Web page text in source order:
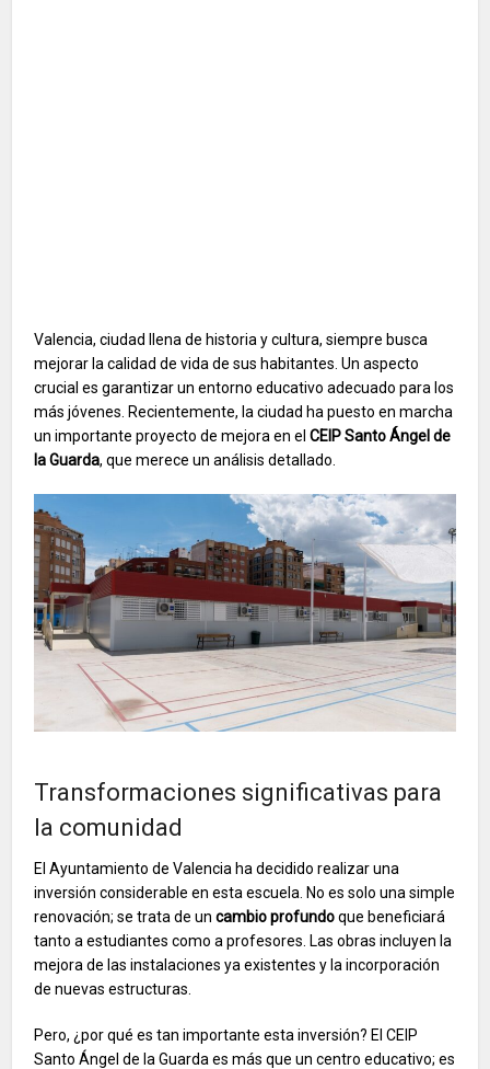
Valencia, ciudad llena de historia y cultura, siempre busca
mejorar la calidad de vida de sus habitantes. Un aspecto
crucial es garantizar un entorno educativo adecuado para los
más jóvenes. Recientemente, la ciudad ha puesto en marcha
un importante proyecto de mejora en elCEIP Santo Ángel de
la Guarda, que merece un análisis detallado.
Transformaciones significativas para
la comunidad
El Ayuntamiento de Valencia ha decidido realizar una
inversión considerable en esta escuela. No es solo una simple
renovación; se trata de uncambio profundoque beneficiará
tanto a estudiantes como a profesores. Las obras incluyen la
mejora de las instalaciones ya existentes y la incorporación
de nuevas estructuras.
Pero, ¿por qué es tan importante esta inversión? El CEIP
Santo Ángel de la Guarda es más que un centro educativo; es